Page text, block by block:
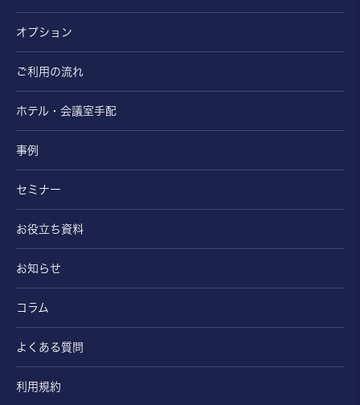
オプション
ご利用の流れ
ホテル・会議室手配
事例
セミナー
お役立ち資料
お知らせ
コラム
よくある質問
利用規約